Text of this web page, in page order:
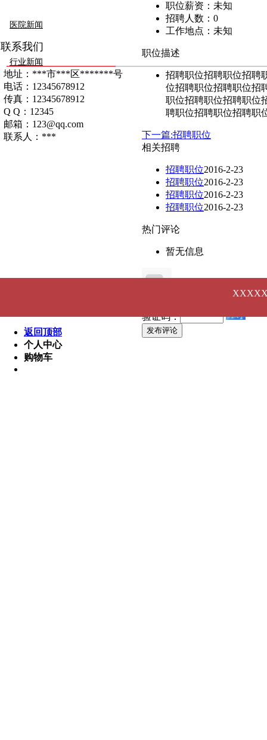
医院新闻
行业新闻
联系我们
地址：***市***区*******号
电话：12345678912
传真：12345678912
Q Q：12345
邮箱：123@qq.com
联系人：***
职位薪资： 未知
招聘人数： 0
工作地点： 未知
职位描述
招聘职位招聘职位招聘
位招聘职位招聘职位招
职位招聘职位招聘职位
聘职位招聘职位招聘职
下一篇:招聘职位
相关招聘
招聘职位2016-2-23
招聘职位2016-2-23
招聘职位2016-2-23
招聘职位2016-2-23
热门评论
暂无信息
验证码：
发布评论
返回顶部
个人中心
购物车